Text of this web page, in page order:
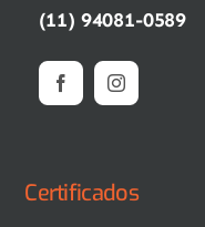
(11) 94081-0589
Certificados